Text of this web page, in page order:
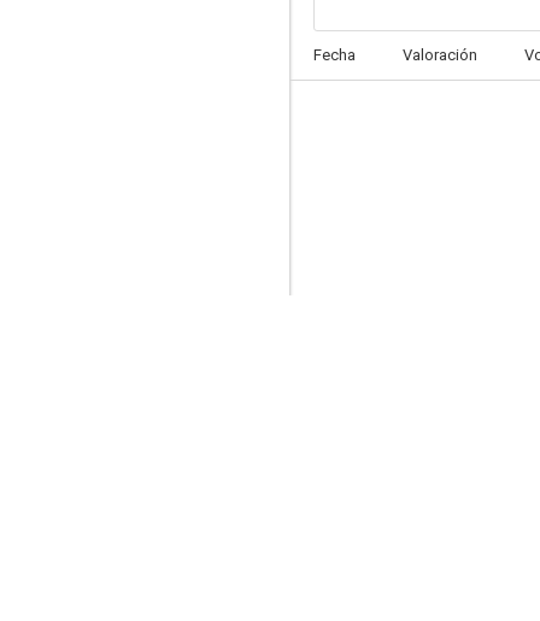
Fecha Valoración